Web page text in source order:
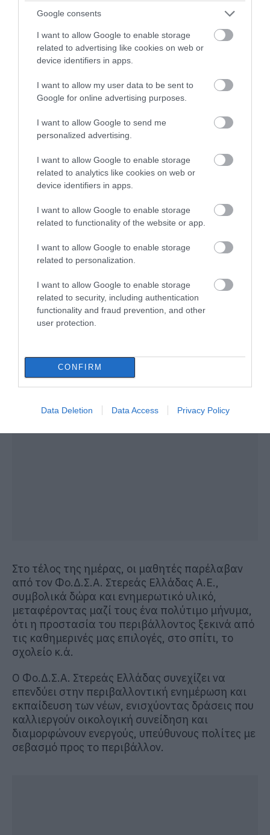
Google consents
I want to allow Google to enable storage
related to advertising like cookies on web or
device identifiers in apps.
I want to allow my user data to be sent to
Google for online advertising purposes.
I want to allow Google to send me
personalized advertising.
I want to allow Google to enable storage
related to analytics like cookies on web or
device identifiers in apps.
I want to allow Google to enable storage
related to functionality of the website or app.
I want to allow Google to enable storage
related to personalization.
I want to allow Google to enable storage
related to security, including authentication
functionality and fraud prevention, and other
user protection.
CONFIRM
Data Deletion Data Access Privacy Policy
Με πρωταγωνιστές το ίδιο το περιβάλλον και
τους κάδους ανακύκλωσης που «ζωντάνεψαν»,
τα παιδιά κλήθηκαν να σκεφτούν το δικό τους
επιλέξουν αν θα γίνουν μέρος της λύσης της
ανεξέλεγκτης παραγωγής απορριμμάτων.
Ιδιαίτερο ενδιαφέρον συγκέντρωσε το παιχνίδι
«Ο κρυμμένος θησαυρός των σκουπιδιών», μέσα
από το οποίο οι μικροί εξερευνητές
διαπίστωσαν ότι τα υλικά που πολλές φορές
θεωρούμε άχρηστα μπορούν, όταν τα
αξία, προσφέροντας σημαντικά οφέλη τόσο στο
περιβάλλον όσο και στην ποιότητα ζωής όλων
Η δράση συνεχίστηκε με ένα διαφορετικό
παιχνίδι μπάσκετ, όπου οι μπάλες
αντικαταστάθηκαν από ανακυκλώσιμα υλικά.
Με αυτόν το δημιουργικό τρόπο, τα παιδιά
κατανόησαν στην πράξη τη σημασία της
τη δημιουργικότητά τους.
Στο τέλος της ημέρας, οι μαθητές παρέλαβαν
από τον Φο.Δ.Σ.Α. Στερεάς Ελλάδας Α.Ε.,
συμβολικά δώρα και ενημερωτικό υλικό,
μεταφέροντας μαζί τους ένα πολύτιμο μήνυμα,
ότι η προστασία του περιβάλλοντος ξεκινά από
τις καθημερινές μας επιλογές, στο σπίτι, το
σχολείο κ.ά.
Ο Φο.Δ.Σ.Α. Στερεάς Ελλάδας συνεχίζει να
επενδύει στην περιβαλλοντική ενημέρωση και
εκπαίδευση των νέων, ενισχύοντας δράσεις που
καλλιεργούν οικολογική συνείδηση και
διαμορφώνουν ενεργούς, υπεύθυνους πολίτες με
σεβασμό προς το περιβάλλον.